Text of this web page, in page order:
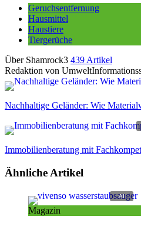
Geruchsentfernung
Hausmittel
Haustiere
Tiergerüche
Über Shamrock3 439 Artikel
Redaktion von
Nachhaltige Geländer: Wie
Immobilienberatung mit
Ähnliche Artikel
Magazin